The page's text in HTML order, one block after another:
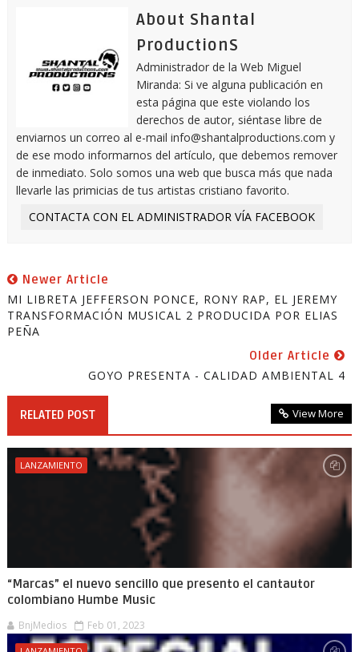
About Shantal
ProductionS
Administrador de la Web Miguel
Miranda: Si ve alguna publicación en
esta página que este violando los
derechos de autor, siéntase libre de
enviarnos un correo al e-mail info@shantalproductions.com y
de ese modo informarnos del artículo, que debemos remover
de inmediato. Solo somos una web que busca más que nada
llevarle las primicias de tus artistas cristiano favorito.
CONTACTA CON EL ADMINISTRADOR VÍA FACEBOOK
Newer Article
MI LIBRETA JEFFERSON PONCE, RONY RAP, EL JEREMY
TRANSFORMACIÓN MUSICAL 2 PRODUCIDA POR ELIAS
PEÑA
Older Article
GOYO PRESENTA - CALIDAD AMBIENTAL 4
RELATED POST View More
LANZAMIENTO
“Marcas” el nuevo sencillo que presento el cantautor
colombiano Humbe Music
BnjMedios Feb 01, 2023